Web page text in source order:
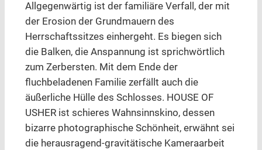
Allgegenwärtig ist der familiäre Verfall, der mit
der Erosion der Grundmauern des
Herrschaftssitzes einhergeht. Es biegen sich
die Balken, die Anspannung ist sprichwörtlich
zum Zerbersten. Mit dem Ende der
fluchbeladenen Familie zerfällt auch die
äußerliche Hülle des Schlosses. HOUSE OF
USHER ist schieres Wahnsinnskino, dessen
bizarre photographische Schönheit, erwähnt sei
die herausragend-gravitätische Kameraarbeit